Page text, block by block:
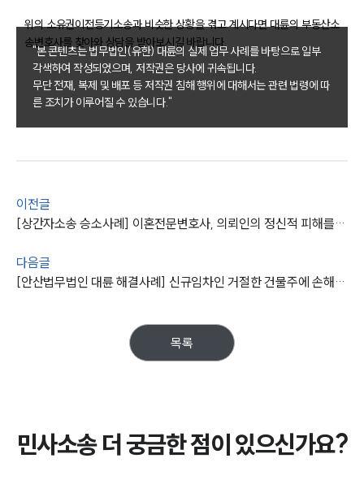
고객의 소리
통합검색
주요 업무사례
사례분석/최신동향
법률정보
업무분야
위의 소유권이전등기소송과 비슷한 상황을 겪고 계시다면 대륜의 부동산소
송변호사를 찾아와 상담을 받아보시길 바랍니다.
"본 콘텐츠는 법무법인(유한) 대륜의 실제 업무 사례를 바탕으로 일부
각색하여 작성되었으며, 저작권은 당사에 귀속됩니다.
무단 전재, 복제 및 배포 등 저작권 침해 행위에 대해서는 관련 법령에 따
른 조치가 이루어질 수 있습니다."
이전글
[상간자소송 승소사례] 이혼전문변호사, 의뢰인의 정신적 피해를 입증해 위자료 받아내다
다음글
[안산법무법인 대륜 해결사례] 신규임차인 거절한 건물주에 손해배상민사소송 승소하고 권리금 회수
목록
민사소송 더 궁금한 점이 있으신가요?